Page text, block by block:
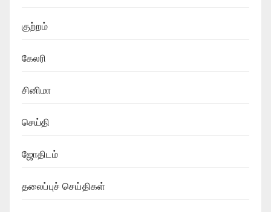
குற்றம்
கேலரி
சினிமா
செய்தி
ஜோதிடம்
தலைப்புச் செய்திகள்